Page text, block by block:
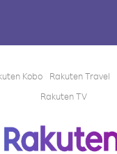
Kobo Rakuten Travel
Rakuten TV